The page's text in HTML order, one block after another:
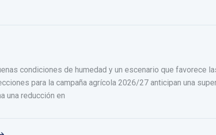
condiciones de humedad y un escenario que favorece
para la campaña agrícola 2026/27 anticipan una
una reducción en